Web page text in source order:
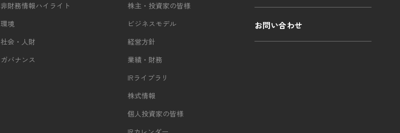
非財務情報ハイライト
環境
社会・人財
ガバナンス
株主・投資家の皆様
ビジネスモデル
経営方針
業績・財務
IRライブラリ
株式情報
個人投資家の皆様
お問い合わせ